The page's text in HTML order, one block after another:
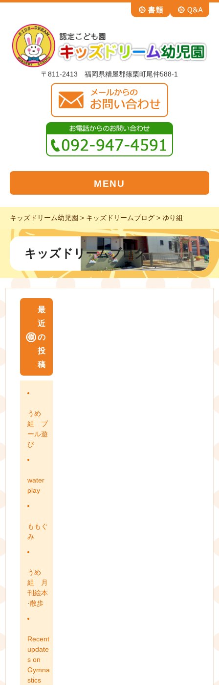
〒811-2413 福岡県糟屋郡篠栗町尾仲588-1
MENU
キッズドリーム幼児園 > キッズドリームブログ > ゆり組
キッズドリームブログ
最
近
の
投
稿
うめ
組 プ
ール遊
び
water
play
ももぐ
み
うめ
組 月
刊絵本
·散歩
Recent
update
s on
Gymna
stics